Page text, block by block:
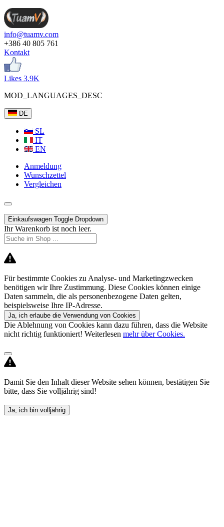
info@tuamv.com
+386 40 805 761
Kontakt
Likes 3.9K
MOD_LANGUAGES_DESC
DE
SL
IT
EN
Anmeldung
Wunschzettel
Vergleichen
Einkaufswagen Toggle Dropdown
Ihr Warenkorb ist noch leer.
Für bestimmte Cookies zu Analyse- und Marketingzwecken
benötigen wir Ihre Zustimmung. Diese Cookies können einige
Daten sammeln, die als personenbezogene Daten gelten,
beispielsweise Ihre IP-Adresse.
Ja, ich erlaube die Verwendung von Cookies
Die Ablehnung von Cookies kann dazu führen, dass die Website
nicht richtig funktioniert! Weiterlesen mehr über Cookies.
Damit Sie den Inhalt dieser Website sehen können, bestätigen Sie
bitte, dass Sie volljährig sind!
Ja, ich bin volljährig